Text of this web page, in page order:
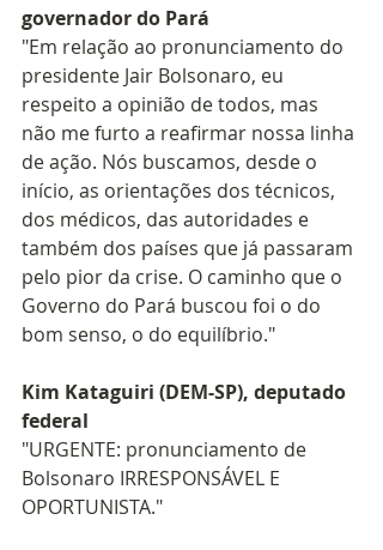
governador do Pará
"Em relação ao pronunciamento do
presidente Jair Bolsonaro, eu
respeito a opinião de todos, mas
não me furto a reafirmar nossa linha
de ação. Nós buscamos, desde o
início, as orientações dos técnicos,
dos médicos, das autoridades e
também dos países que já passaram
pelo pior da crise. O caminho que o
Governo do Pará buscou foi o do
bom senso, o do equilíbrio."
Kim Kataguiri (DEM-SP), deputado
federal
"URGENTE: pronunciamento de
Bolsonaro IRRESPONSÁVEL E
OPORTUNISTA."